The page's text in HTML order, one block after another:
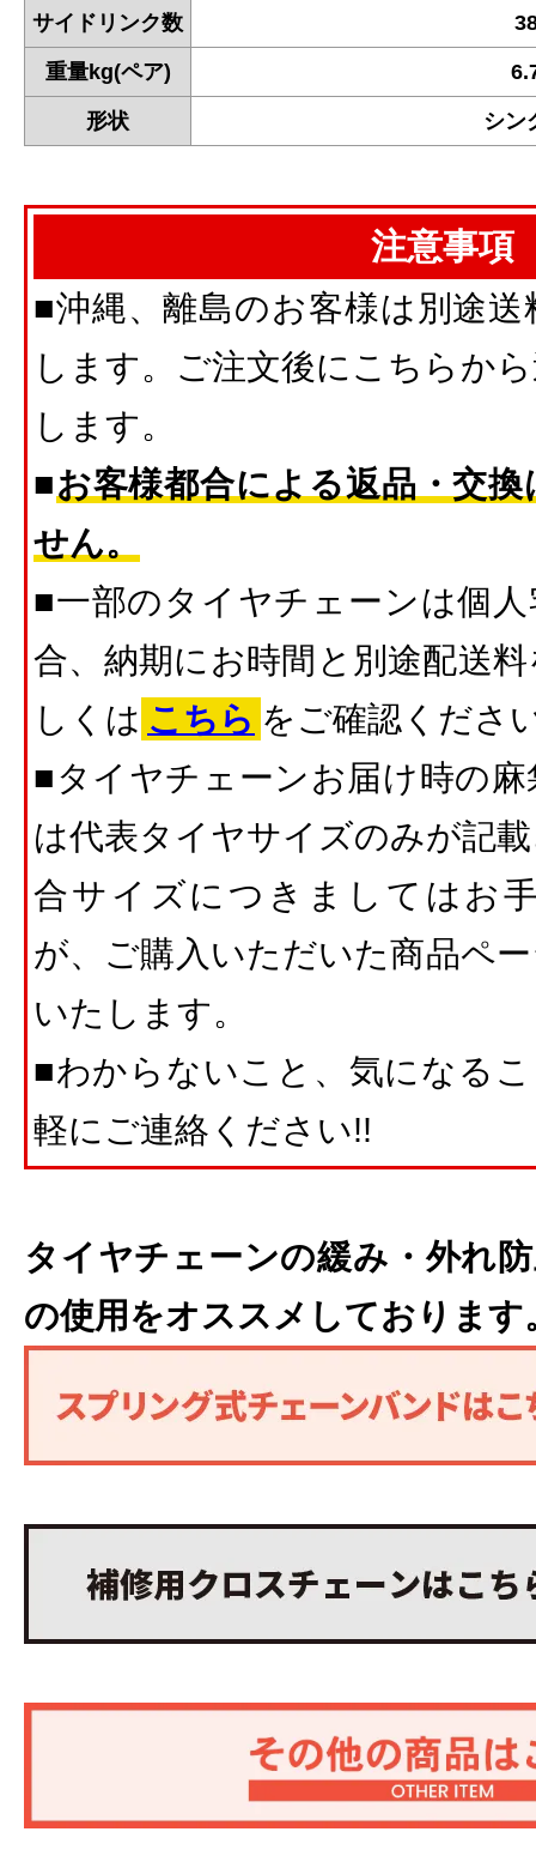
サイドリンク数
重量kg(ペア)
形状 シン
注意事項
■沖縄、離島のお客様は別途
します。ご注文後にこちらか
します。
■お客様都合による返品・交
せん。
■一部のタイヤチェーンは個
合、納期にお時間と別途配送
しくは こちら をご確認くださ
■タイヤチェーンお届け時の
は代表タイヤサイズのみが記
合サイズにつきましてはお
が、ご購入いただいた商品ペ
いたします。
■わからないこと、気になる
軽にご連絡ください!!
タイヤチェーンの緩み・外れ
の使用をオススメしております